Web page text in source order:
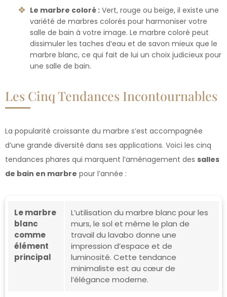
Le marbre coloré : Vert, rouge ou beige, il existe une
variété de marbres colorés pour harmoniser votre
salle de bain à votre image. Le marbre coloré peut
dissimuler les taches d’eau et de savon mieux que le
marbre blanc, ce qui fait de lui un choix judicieux pour
une salle de bain.
Les Cinq Tendances Incontournables
La popularité croissante du marbre s’est accompagnée
d’une grande diversité dans ses applications. Voici les cinq
tendances phares qui marquent l’aménagement des salles
de bain en marbre pour l’année :
Le marbre
blanc
comme
élément
principal
L’utilisation du marbre blanc pour les
murs, le sol et même le plan de
travail du lavabo donne une
impression d’espace et de
luminosité. Cette tendance
minimaliste est au cœur de
l’élégance moderne.